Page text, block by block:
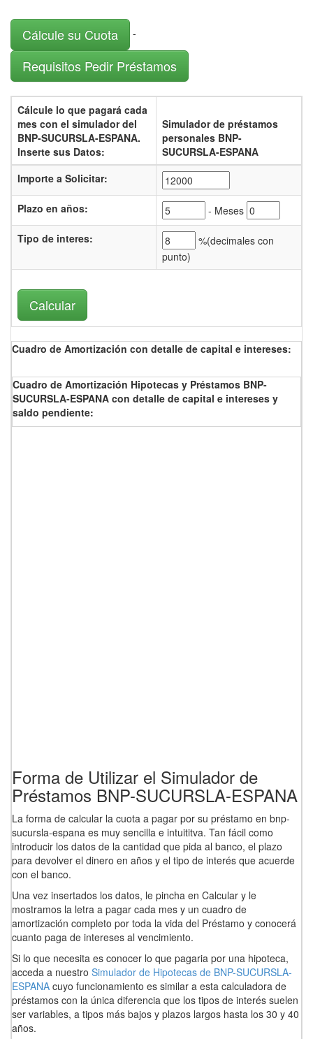
Cálcule su Cuota -
Requisitos Pedir Préstamos
Cálcule lo que pagará cada
mes con el simulador del
BNP-SUCURSLA-ESPANA.
Inserte sus Datos:
Simulador de préstamos
personales BNP-
SUCURSLA-ESPANA
Importe a Solicitar:
Plazo en años:
- Meses
Tipo de interes: %(decimales con
punto)
Cuadro de Amortización con detalle de capital e intereses:
Cuadro de Amortización Hipotecas y Préstamos BNP-
SUCURSLA-ESPANA con detalle de capital e intereses y
saldo pendiente:
Forma de Utilizar el Simulador de
Préstamos BNP-SUCURSLA-ESPANA
La forma de calcular la cuota a pagar por su préstamo en bnp-
sucursla-espana es muy sencilla e intuititva. Tan fácil como
introducir los datos de la cantidad que pida al banco, el plazo
para devolver el dinero en años y el tipo de interés que acuerde
con el banco.
Una vez insertados los datos, le pincha en Calcular y le
mostramos la letra a pagar cada mes y un cuadro de
amortización completo por toda la vida del Préstamo y conocerá
cuanto paga de intereses al vencimiento.
Si lo que necesita es conocer lo que pagaria por una hipoteca,
acceda a nuestro Simulador de Hipotecas de BNP-SUCURSLA-
ESPANA cuyo funcionamiento es similar a esta calculadora de
préstamos con la única diferencia que los tipos de interés suelen
ser variables, a tipos más bajos y plazos largos hasta los 30 y 40
años.